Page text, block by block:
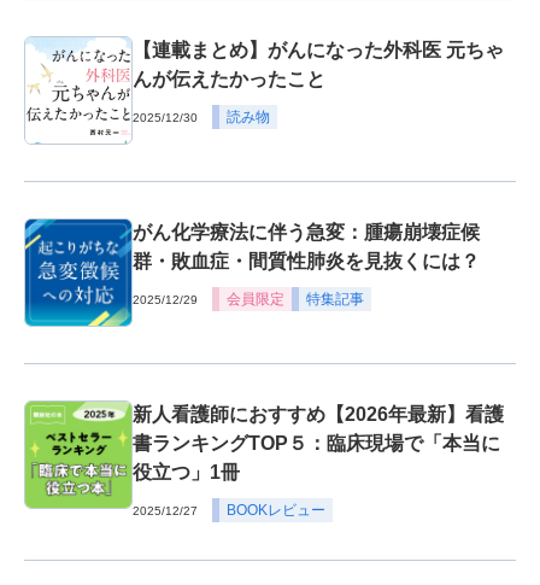
【連載まとめ】がんになった外科医 元ちゃ
んが伝えたかったこと
2025/12/30 読み物
がん化学療法に伴う急変：腫瘍崩壊症候
群・敗血症・間質性肺炎を見抜くには？
2025/12/29 会員限定 特集記事
新人看護師におすすめ【2026年最新】看護
書ランキングTOP５：臨床現場で「本当に
役立つ」1冊
2025/12/27 BOOKレビュー